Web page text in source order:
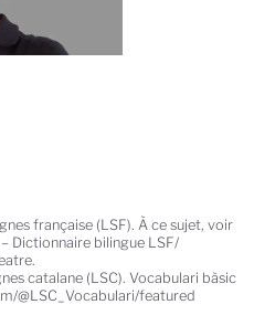
française (LSF). À ce sujet, voir
Dictionnaire bilingue LSF/
catalane (LSC). Vocabulari bàsic
@LSC_Vocabulari/featured